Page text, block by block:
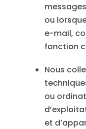
ou
e-mail,
fonction
Nous
ou
et